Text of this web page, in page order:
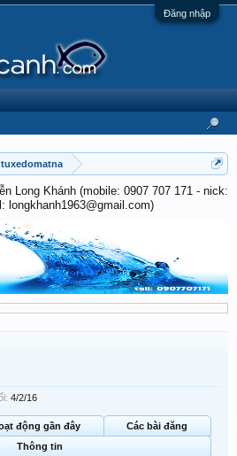
Đăng nhập
tuxedomatna
Long Khánh (mobile: 0907 707 171 - nick:
longkhanh1963@gmail.com)
4/2/16
động gần đây
Các bài đăng
Thông tin